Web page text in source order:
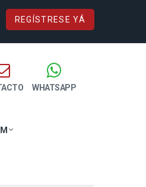
REGÍSTRESE YÁ
WHATSAPP